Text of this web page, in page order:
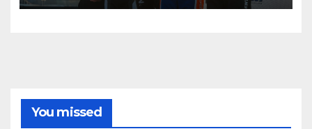
You missed